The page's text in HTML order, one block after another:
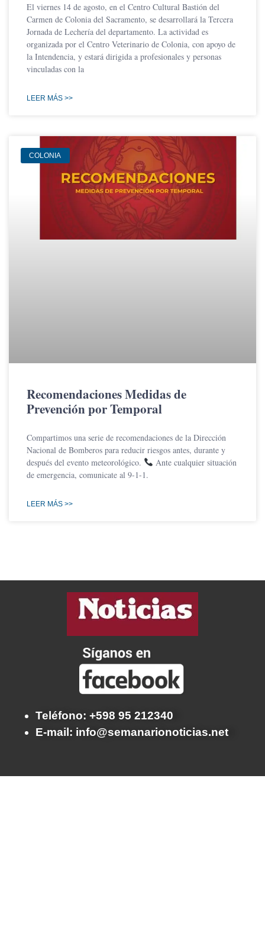
El viernes 14 de agosto, en el Centro Cultural Bastión del
Carmen de Colonia del Sacramento, se desarrollará la Tercera
Jornada de Lechería del departamento. La actividad es
organizada por el Centro Veterinario de Colonia, con apoyo de
la Intendencia, y estará dirigida a profesionales y personas
vinculadas con la
LEER MÁS >>
COLONIA
Recomendaciones Medidas de
Prevención por Temporal
Compartimos una serie de recomendaciones de la Dirección
Nacional de Bomberos para reducir riesgos antes, durante y
después del evento meteorológico.
Ante cualquier situación
de emergencia, comunicate al 9-1-1.
LEER MÁS >>
Teléfono: +598 95 212340
E-mail: info@semanarionoticias.net